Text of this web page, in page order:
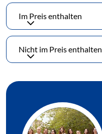
Im Preis enthalten
Nicht im Preis enthalten